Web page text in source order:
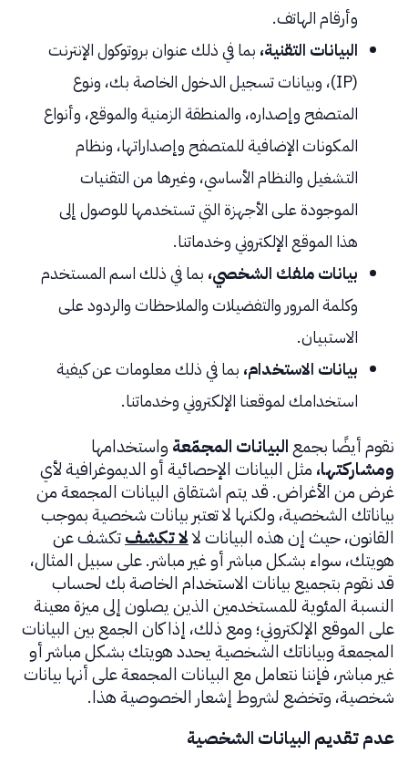
وأرقام الهاتف.
البيانات التقنية، بما في ذلك عنوان بروتوكول الإنترنت
(IP)، وبيانات تسجيل الدخول الخاصة بك، ونوع
المتصفح وإصداره، والمنطقة الزمنية والموقع، وأنواع
المكونات الإضافية للمتصفح وإصداراتها، ونظام
التشغيل والنظام الأساسي، وغيرها من التقنيات
الموجودة على الأجهزة التي تستخدمها للوصول إلى
هذا الموقع الإلكتروني وخدماتنا.
بيانات ملفك الشخصي، بما في ذلك اسم المستخدم
وكلمة المرور والتفضيلات والملاحظات والردود على
الاستبيان.
بيانات الاستخدام، بما في ذلك معلومات عن كيفية
استخدامك لموقعنا الإلكتروني وخدماتنا.
نقوم أيضًا بجمعالبيانات المجمّعة واستخدامها
ومشاركتها، مثل البيانات الإحصائية أو الديموغرافية لأي
غرض من الأغراض. قد يتم اشتقاق البيانات المجمعة من
بياناتك الشخصية، ولكنها لا تعتبر بيانات شخصية بموجب
القانون، حيث إن هذه البيانات لالا تكشفتكشف عن
هويتك، سواء بشكل مباشر أو غير مباشر. على سبيل المثال،
قد نقوم بتجميع بيانات الاستخدام الخاصة بك لحساب
النسبة المئوية للمستخدمين الذين يصلون إلى ميزة معينة
على الموقع الإلكتروني؛ ومع ذلك، إذا كان الجمع بين البيانات
المجمعة وبياناتك الشخصية يحدد هويتك بشكل مباشر أو
غير مباشر، فإننا نتعامل مع البيانات المجمعة على أنها بيانات
شخصية، وتخضع لشروط إشعار الخصوصية هذا.
عدم تقديم البيانات الشخصية